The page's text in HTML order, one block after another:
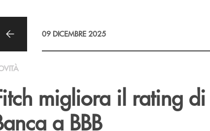
09 DICEMBRE 2025
migliora il rating di
a BBB